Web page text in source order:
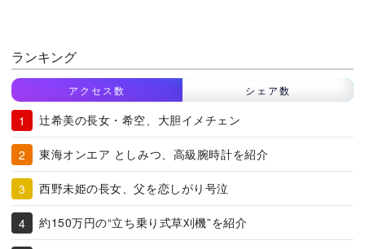
ランキング
アクセス数 シェア数
辻希美の長女・希空、大胆イメチェン
東海オンエア としみつ、高級腕時計を紹介
西野未姫の長女、父を恋しがり号泣
約150万円の“立ち乗り式草刈機”を紹介